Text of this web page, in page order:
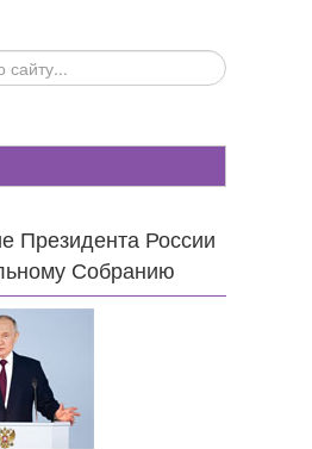
Президента России
Собранию